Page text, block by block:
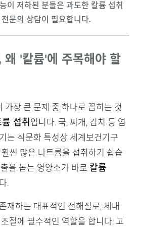
이 저하된 분들은 과도한 칼륨 섭취
문의 상담이 필요합니다.
왜 '칼륨'에 주목해야 할
가장 큰 문제 중 하나로 꼽히는 것
섭취 입니다. 국, 찌개, 김치 등 염
는 식문화 특성상 세계보건기구
씬 많은 나트륨을 섭취하기 쉽습
을 돕는 영양소가 바로 칼륨
.
재하는 대표적인 전해질로, 체내
절에 필수적인 역할을 합니다. 고